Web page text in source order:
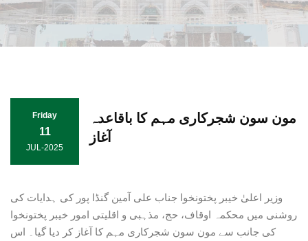
Friday
11
JUL-2025
مون سون شجرکاری مہم کا باقاعدہ
آغاز
وزیر اعلیٰ خیبر پختونخوا جناب علی آمین گنڈا پور کی ہدایات کی
روشنی میں محکمہ اوقاف، حج، مذہبی و اقلیتی امور خیبر پختونخوا
کی جانب سے مون سون شجرکاری مہم کا آغاز کر دیا گیا۔ اس